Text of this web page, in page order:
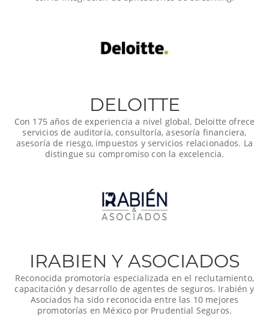
DELOITTE
Con 175 años de experiencia a nivel global, Deloitte ofrece
servicios de auditoría, consultoría, asesoría financiera,
asesoría de riesgo, impuestos y servicios relacionados. La
distingue su compromiso con la excelencia.
IRABIEN Y ASOCIADOS
Reconocida promotoría especializada en el reclutamiento,
capacitación y desarrollo de agentes de seguros. Irabién y
Asociados ha sido reconocida entre las 10 mejores
promotorías en México por Prudential Seguros.